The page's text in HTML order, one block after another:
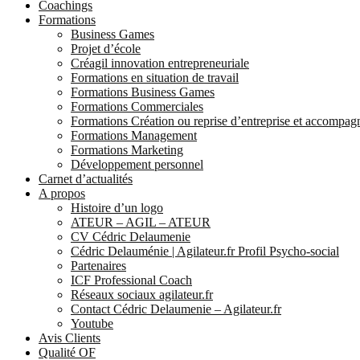
Coachings
Formations
Business Games
Projet d’école
Créagil innovation entrepreneuriale
Formations en situation de travail
Formations Business Games
Formations Commerciales
Formations Création ou reprise d’entreprise et
Formations Management
Formations Marketing
Développement personnel
Carnet d’actualités
A propos
Histoire d’un logo
ATEUR – AGIL – ATEUR
CV Cédric Delaumenie
Cédric Delauménie | Agilateur.fr Profil Psycho-social
Partenaires
ICF Professional Coach
Réseaux sociaux agilateur.fr
Contact Cédric Delaumenie – Agilateur.fr
Youtube
Avis Clients
Qualité OF